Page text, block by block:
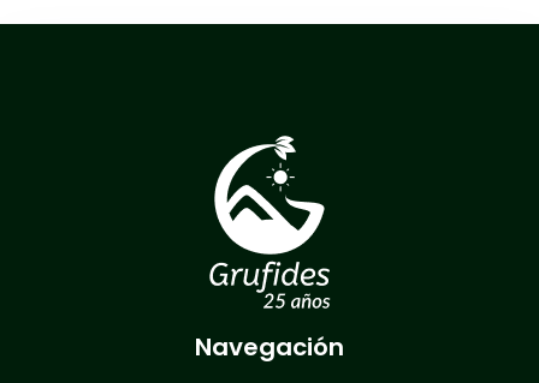
Navegación